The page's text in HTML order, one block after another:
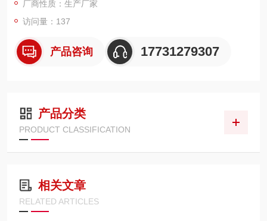
厂商性质：生产厂家
访问量：137
产品咨询 17731279307
产品分类
PRODUCT CLASSIFICATION
相关文章
RELATED ARTICLES